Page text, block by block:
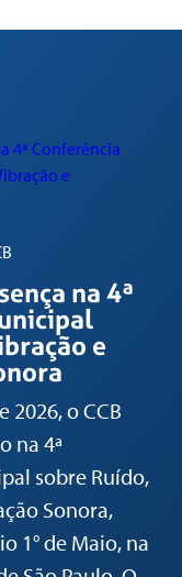
na 4ª
e
2026, o CCB
na 4ª
sobre Ruído,
Sonora,
1° de Maio, na